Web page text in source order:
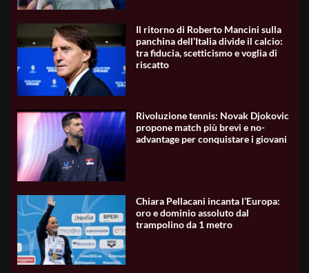
Il ritorno di Roberto Mancini sulla
panchina dell’Italia divide il calcio:
tra fiducia, scetticismo e voglia di
riscatto
Rivoluzione tennis: Novak Djokovic
propone match più brevi e no-
advantage per conquistare i giovani
Chiara Pellacani incanta l’Europa:
oro e dominio assoluto dal
trampolino da 1 metro